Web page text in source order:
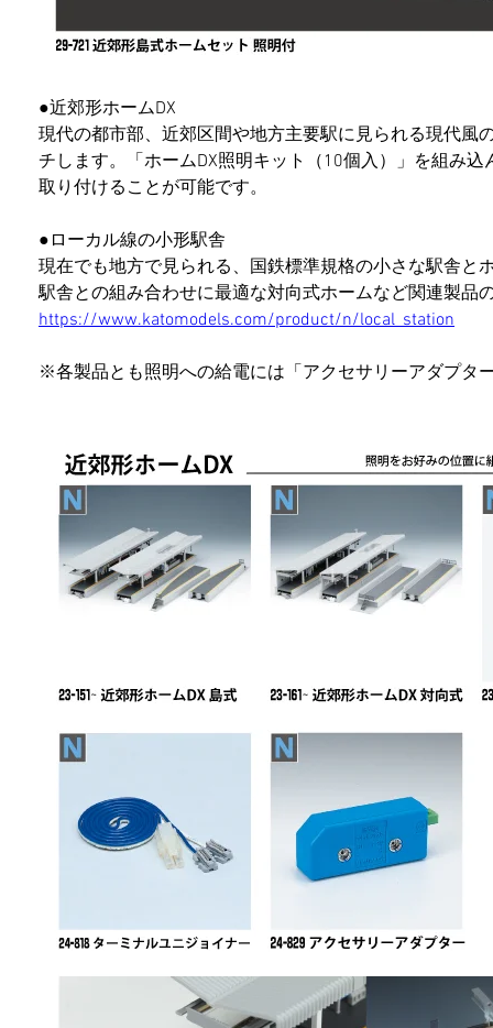
●近郊形ホームDX
現代の都市部、近郊区間や地方主要駅に見られる現代風
チします。「ホームDX照明キット（10個入）」を組み
取り付けることが可能です。
●ローカル線の小形駅舎
現在でも地方で見られる、国鉄標準規格の小さな駅舎と
駅舎との組み合わせに最適な対向式ホームなど関連製品
https://www.katomodels.com/product/n/local_station
※各製品とも照明への給電には「アクセサリーアダプタ